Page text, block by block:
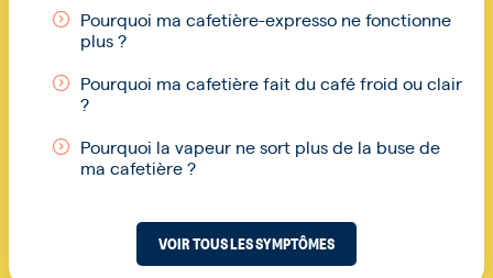
Pourquoi ma cafetière-expresso ne fonctionne
plus ?
Pourquoi ma cafetière fait du café froid ou clair
?
Pourquoi la vapeur ne sort plus de la buse de
ma cafetière ?
VOIR TOUS LES SYMPTÔMES